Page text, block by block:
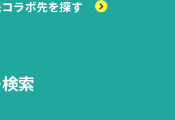
コラボ先を探す
索